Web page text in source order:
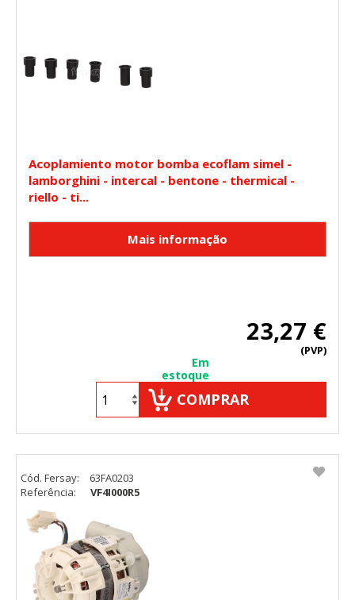
Acoplamiento motor bomba ecoflam simel -
lamborghini - intercal - bentone - thermical -
riello - ti...
23,27 €
(PVP)
Em
estoque
COMPRAR
Cód. Fersay:
63FA0203
Referência:
VF4I000R5
CONFIGURACIÓN DE COOKIES